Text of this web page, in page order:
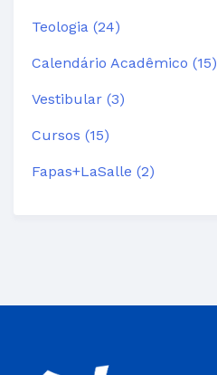
Teologia (24)
Calendário Acadêmico (15)
Vestibular (3)
Cursos (15)
Fapas+LaSalle (2)